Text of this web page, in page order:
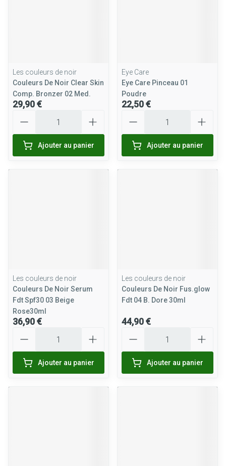
Les couleurs de noir
Couleurs De Noir Clear Skin
Comp. Bronzer 02 Med.
29,90 €
Ajouter au panier
Eye Care
Eye Care Pinceau 01
Poudre
22,50 €
Ajouter au panier
Les couleurs de noir
Couleurs De Noir Serum
Fdt Spf30 03 Beige
Rose30ml
36,90 €
Ajouter au panier
Les couleurs de noir
Couleurs De Noir Fus.glow
Fdt 04 B. Dore 30ml
44,90 €
Ajouter au panier